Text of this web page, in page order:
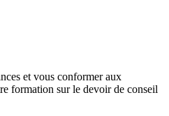
et vous conformer aux
formation sur le devoir de conseil